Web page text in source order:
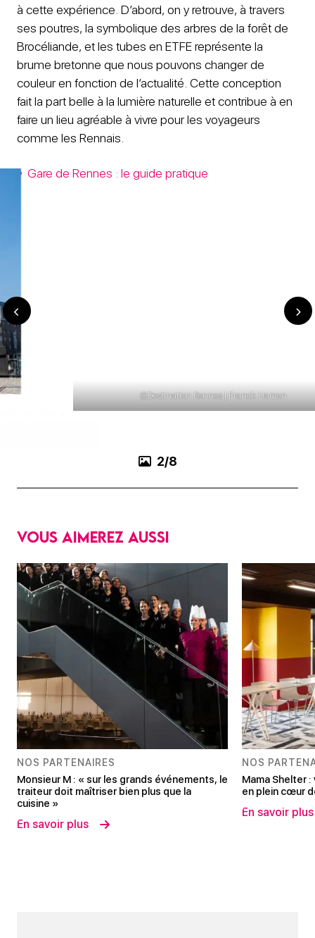
à cette expérience. D’abord, on y retrouve, à travers
ses poutres, la symbolique des arbres de la forêt de
Brocéliande, et les tubes en ETFE représente la
brume bretonne que nous pouvons changer de
couleur en fonction de l’actualité. Cette conception
fait la part belle à la lumière naturelle et contribue à en
faire un lieu agréable à vivre pour les voyageurs
comme les Rennais.
Gare de Rennes : le guide pratique
©Destination Rennes | Franck Hamon
3/8
Vous aimerez aussi
NOS PARTENAIRES
Monsieur M : « sur les grands événements, le
traiteur doit maîtriser bien plus que la
cuisine »
En savoir plus
NOS
Mama Shelter
en plein cœur
En savoir plus